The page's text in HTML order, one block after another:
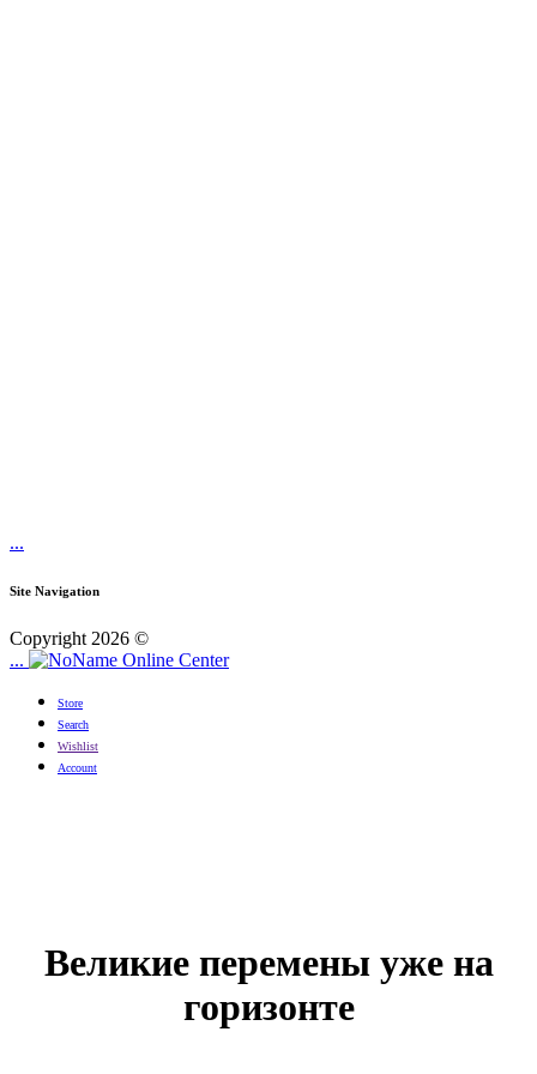
...
Site Navigation
Copyright 2026 ©
...
Online Center
Store
Search
Wishlist
Account
Великие перемены уже на
горизонте